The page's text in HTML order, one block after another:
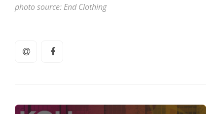
photo source: End Clothing